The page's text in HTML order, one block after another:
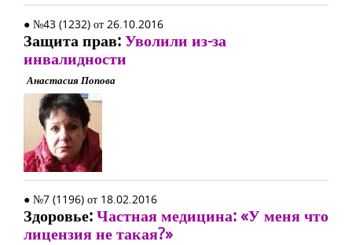
● №43 (1232) от 26.10.2016
Защита прав:Уволили из-за
инвалидности
Анастасия Попова
● №7 (1196) от 18.02.2016
Здоровье:Частная медицина: «У меня что
лицензия не такая?»